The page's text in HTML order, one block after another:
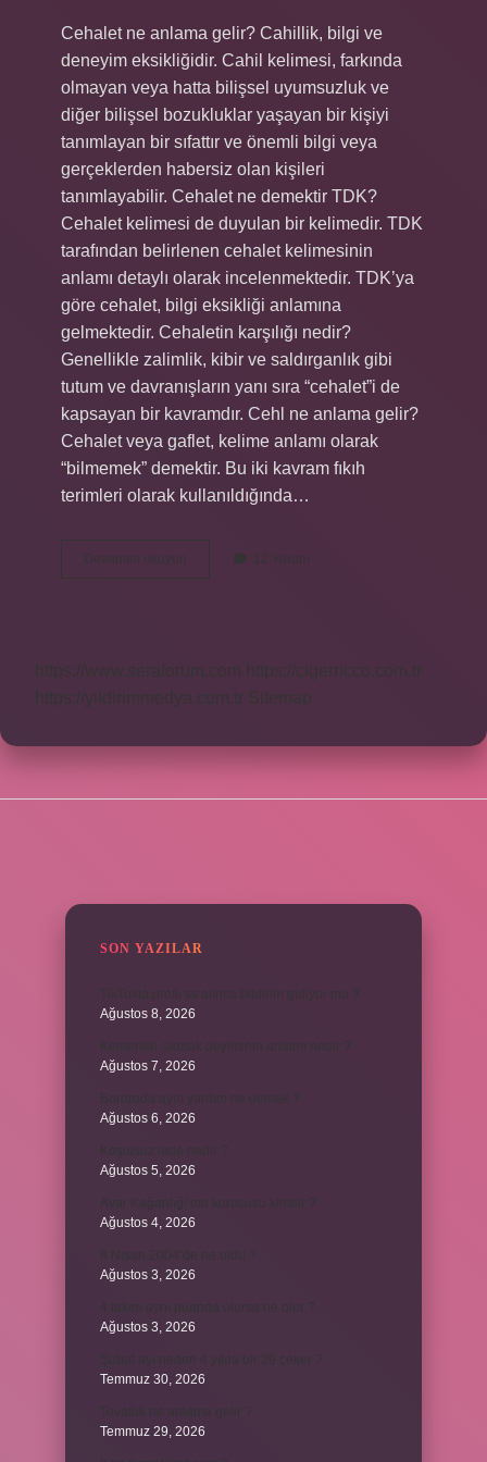
Cehalet ne anlama gelir? Cahillik, bilgi ve
deneyim eksikliğidir. Cahil kelimesi, farkında
olmayan veya hatta bilişsel uyumsuzluk ve
diğer bilişsel bozukluklar yaşayan bir kişiyi
tanımlayan bir sıfattır ve önemli bilgi veya
gerçeklerden habersiz olan kişileri
tanımlayabilir. Cehalet ne demektir TDK?
Cehalet kelimesi de duyulan bir kelimedir. TDK
tarafından belirlenen cehalet kelimesinin
anlamı detaylı olarak incelenmektedir. TDK’ya
göre cehalet, bilgi eksikliği anlamına
gelmektedir. Cehaletin karşılığı nedir?
Genellikle zalimlik, kibir ve saldırganlık gibi
tutum ve davranışların yanı sıra “cehalet”i de
kapsayan bir kavramdır. Cehl ne anlama gelir?
Cehalet veya gaflet, kelime anlamı olarak
“bilmemek” demektir. Bu iki kavram fıkıh
terimleri olarak kullanıldığında…
Devamını okuyun
Cehaletsizlik
Ne
12 Yorum
https://www.seraforum.com
https://cigerricco.com.tr
https://yildirimmedya.com.tr Sitemap
SON YAZILAR
Ağustos 8, 2026
Ağustos 7, 2026
Ağustos 6, 2026
Ağustos 5, 2026
Ağustos 4, 2026
Ağustos 3, 2026
Ağustos 3, 2026
Temmuz 30, 2026
Temmuz 29, 2026